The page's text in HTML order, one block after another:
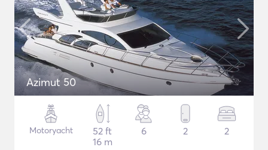
Azimut 50
Motoryacht
52 ft
16 m
6 2 2